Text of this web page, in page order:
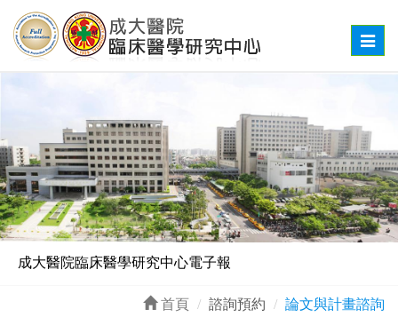
Toggle
成大醫院臨床醫學研究中心電子報
【實驗室課程】敬請依循疾管署資訊網，請自行下載並閱讀
首頁 諮詢預約 論文與計畫諮詢